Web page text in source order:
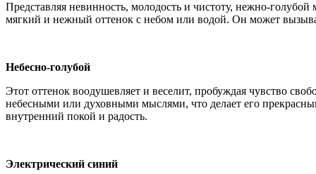
Представляя невинность, молодость и чистоту, нежно-
мягкий и нежный оттенок с небом или водой. Он может
Небесно-голубой
Этот оттенок воодушевляет и веселит, пробуждая чувство
небесными или духовными мыслями, что делает его
внутренний покой и радость.
Электрический синий